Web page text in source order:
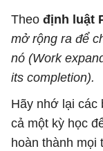
Theo định luật
mở rộng ra để
nó (Work
its completion).
Hãy nhớ lại các
cả một kỳ học
hoàn thành